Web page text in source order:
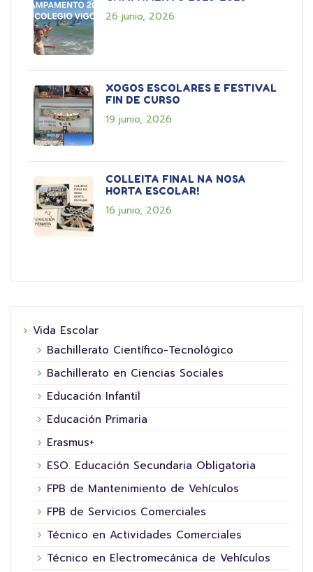
26 junio, 2026
XOGOS ESCOLARES E FESTIVAL
FIN DE CURSO
19 junio, 2026
COLLEITA FINAL NA NOSA
HORTA ESCOLAR!
16 junio, 2026
Vida Escolar
Bachillerato Científico-Tecnológico
Bachillerato en Ciencias Sociales
Educación Infantil
Educación Primaria
Erasmus+
ESO. Educación Secundaria Obligatoria
FPB de Mantenimiento de Vehículos
FPB de Servicios Comerciales
Técnico en Actividades Comerciales
Técnico en Electromecánica de Vehículos